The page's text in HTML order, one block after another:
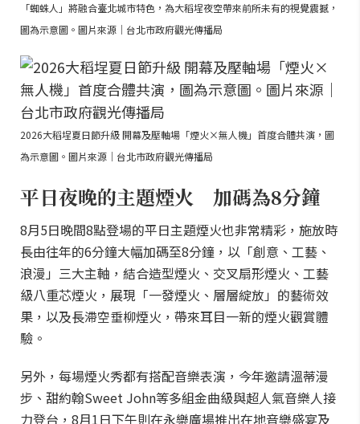
「蜘蛛人」將融合臺北城市特色，為大稻埕夜空帶來前所未有的視覺震撼，
圖為示意圖。圖片來源｜台北市政府觀光傳播局
2026大稻埕夏日節升級 開幕及壓軸場「煙火×無人機」首度合體共演，圖
為示意圖。圖片來源｜台北市政府觀光傳播局
平日夜晚的主題煙火 加碼為8分鐘
8月5日晚間8點登場的平日主題煙火也非常精彩，施放時
長由往年的6分鐘大幅加碼至8分鐘，以「創意、工藝、
浪漫」三大主軸，結合造型煙火、交叉扇形煙火、工藝
級八重芯煙火，展現「一發煙火、層層綻放」的藝術效
果，以及長滯空垂柳煙火，帶來耳目一新的煙火觀賞體
驗。
另外，每場煙火秀都有搭配音樂表演，今年邀請溫蒂漫
步、甜約翰Sweet John等多組金曲級與超人氣音樂人接
力登台，8月1日下午則在永樂廣場推出在地音樂盛宴及